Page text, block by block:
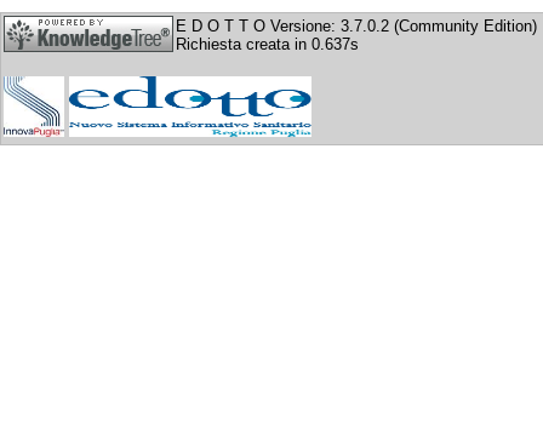
E D O T T O Versione: 3.7.0.2 (Community Edition)
Richiesta creata in 0.637s